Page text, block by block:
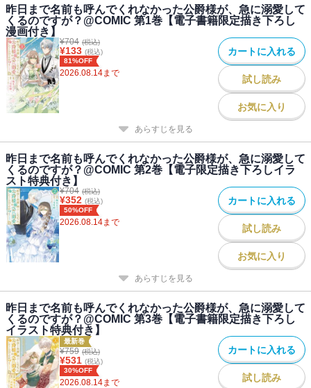
説かれ・・・・・・。
あまりの豹変ぶりに戸惑うマリエーヌを、アレクシア公爵は今日も
愛おしげな眼差しで見つめる。
「どうしてこんなに愛してくれるの・・・・・・？」
「君が教えてくれたんだ、マリエーヌ」
公爵の突然の変貌の理由とは――？
愛と奇跡に溢れたやり直しの日々が幕を開ける！
昨日まで名前も呼んでくれなかった公爵様が、急に溺愛して
くるのですが？@COMIC 第1巻【電子書籍限定描き下ろし
漫画付き】
¥704 (税込)
¥133 (税込)
81%OFF
2026.08.14まで
カートに入れる
試し読み
お気に入り
あらすじを見る
昨日まで名前も呼んでくれなかった公爵様が、急に溺愛して
くるのですが？@COMIC 第2巻【電子限定描き下ろしイラ
スト特典付き】
¥704 (税込)
¥352 (税込)
50%OFF
2026.08.14まで
カートに入れる
試し読み
お気に入り
あらすじを見る
昨日まで名前も呼んでくれなかった公爵様が、急に溺愛して
くるのですが？@COMIC 第3巻【電子書籍限定描き下ろし
イラスト特典付き】
最新巻
¥759 (税込)
¥531 (税込)
30%OFF
2026.08.14まで
カートに入れる
試し読み